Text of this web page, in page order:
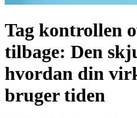
Tag kontrollen
tilbage: Den
hvordan din
bruger tiden